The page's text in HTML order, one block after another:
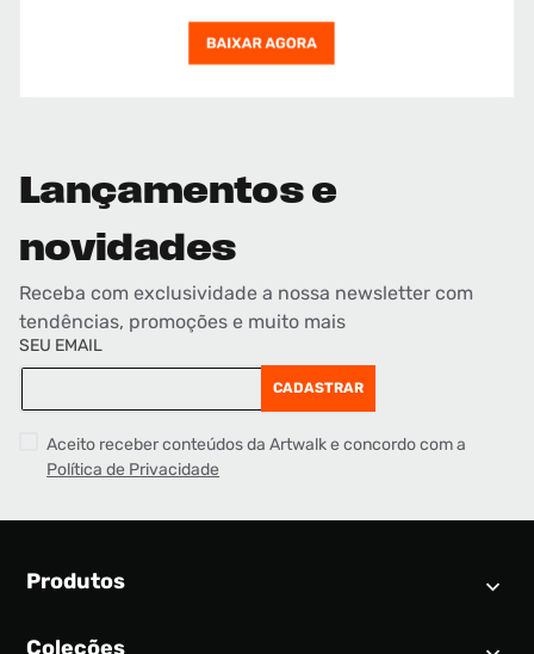
Lançamentos e
novidades
Receba com exclusividade a nossa newsletter com
tendências, promoções e muito mais
SEU EMAIL
CADASTRAR
Aceito receber conteúdos da Artwalk e concordo com a
Política de Privacidade
Produtos
Coleções